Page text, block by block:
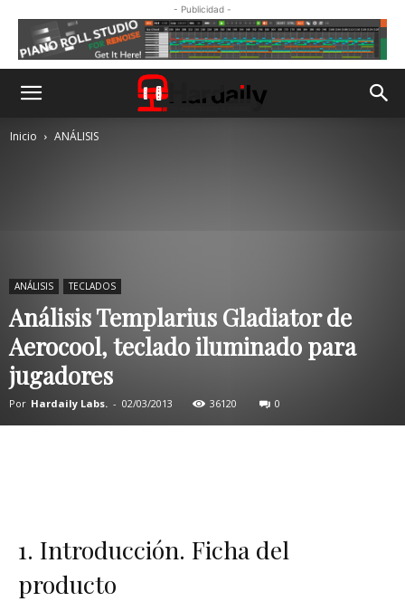
- Publicidad -
Inicio ANÁLISIS
ANÁLISIS TECLADOS
Análisis Templarius Gladiator de
Aerocool, teclado iluminado para
jugadores
Por Hardaily Labs. - 02/03/2013 36120 0
1. Introducción. Ficha del
producto